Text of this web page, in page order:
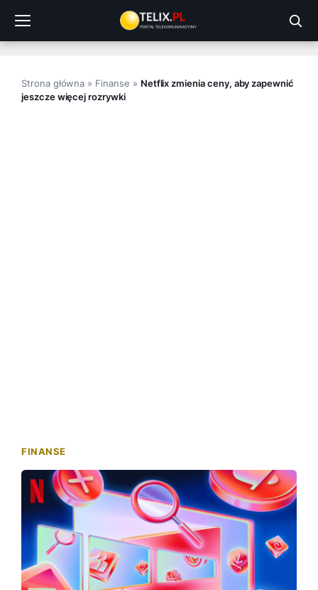
treści
Strona główna » Finanse » Netflix zmienia ceny, aby zapewnić
jeszcze więcej rozrywki
FINANSE